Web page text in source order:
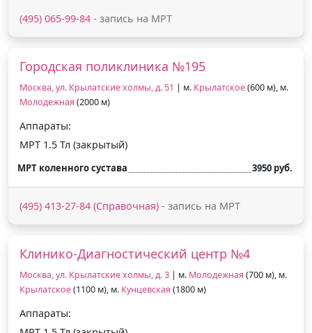
(495) 065-99-84 - запись на МРТ
Городская поликлиника №195
Москва, ул. Крылатские холмы, д. 51 | м. Крылатское(600 м), м.
Молодежная (2000 м)
Аппараты:
МРТ 1.5 Тл (закрытый)
МРТ коленного сустава 3950 руб.
(495) 413-27-84 (Справочная) - запись на МРТ
Клинико-Диагностический центр №4
Москва, ул. Крылатские холмы, д. 3 | м. Молодежная (700 м), м.
Крылатское(1100 м), м. Кунцевская (1800 м)
Аппараты: